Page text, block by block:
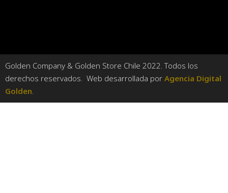
Golden Company & Golden Store Chile 2022. Todos los
derechos reservados. Web desarrollada por Agencia Digital
Golden.